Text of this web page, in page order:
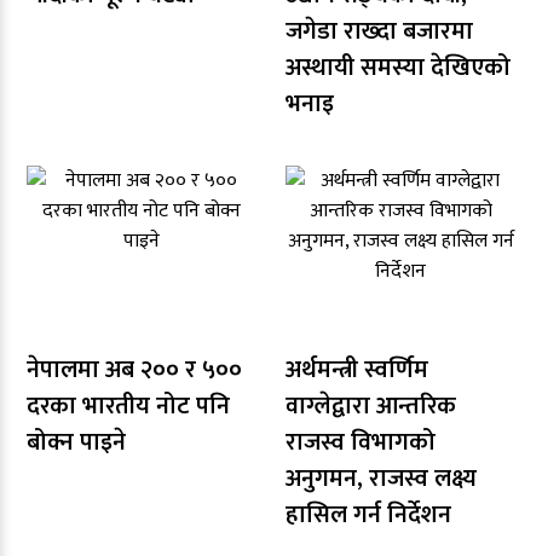
जगेडा राख्दा बजारमा
अस्थायी समस्या देखिएको
भनाइ
नेपालमा अब २०० र ५००
दरका भारतीय नोट पनि
बोक्न पाइने
अर्थमन्त्री स्वर्णिम
वाग्लेद्वारा आन्तरिक
राजस्व विभागको
अनुगमन, राजस्व लक्ष्य
हासिल गर्न निर्देशन